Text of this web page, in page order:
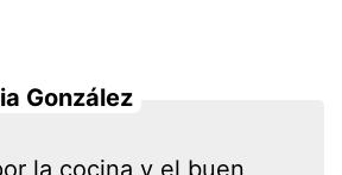
González
la cocina y el buen